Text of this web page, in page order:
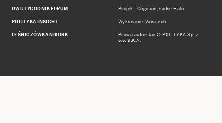
DWUTYGODNIK FORUM
POLITYKA INSIGHT
LEŚNICZÓWKA NIBORK
Projekt:Cogision, Ładne Halo
Wykonanie: Vavatech
Prawa autorskie © POLITYKA Sp. z
o.o. S.K.A.